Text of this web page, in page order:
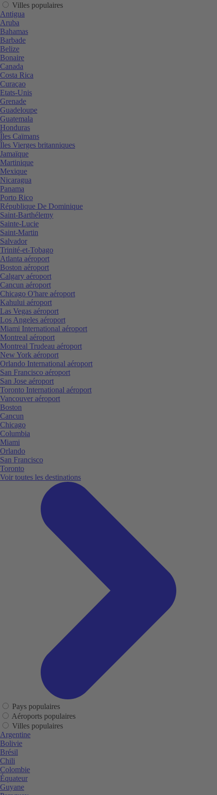
Villes populaires
Antigua
Aruba
Bahamas
Barbade
Belize
Bonaire
Canada
Costa Rica
Curaçao
Etats-Unis
Grenade
Guadeloupe
Guatemala
Honduras
Îles Caïmans
Îles Vierges britanniques
Jamaïque
Martinique
Mexique
Nicaragua
Panama
Porto Rico
République De Dominique
Saint-Barthélemy
Sainte-Lucie
Saint-Martin
Salvador
Trinité-et-Tobago
Atlanta aéroport
Boston aéroport
Calgary aéroport
Cancun aéroport
Chicago O'hare aéroport
Kahului aéroport
Las Vegas aéroport
Los Angeles aéroport
Miami International aéroport
Montreal aéroport
Montreal Trudeau aéroport
New York aéroport
Orlando International aéroport
San Francisco aéroport
San Jose aéroport
Toronto International aéroport
Vancouver aéroport
Boston
Cancun
Chicago
Columbia
Miami
Orlando
San Francisco
Toronto
Voir toutes les destinations
Pays populaires
Aéroports populaires
Villes populaires
Argentine
Bolivie
Brésil
Chili
Colombie
Équateur
Guyane